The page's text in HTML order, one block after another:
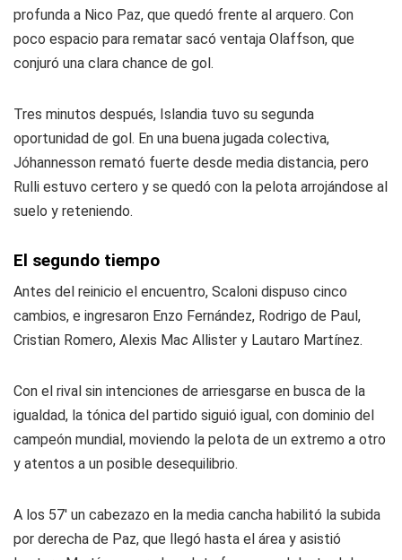
profunda a Nico Paz, que quedó frente al arquero. Con
poco espacio para rematar sacó ventaja Olaffson, que
conjuró una clara chance de gol.
Tres minutos después, Islandia tuvo su segunda
oportunidad de gol. En una buena jugada colectiva,
Jóhannesson remató fuerte desde media distancia, pero
Rulli estuvo certero y se quedó con la pelota arrojándose al
suelo y reteniendo.
El segundo tiempo
Antes del reinicio el encuentro, Scaloni dispuso cinco
cambios, e ingresaron Enzo Fernández, Rodrigo de Paul,
Cristian Romero, Alexis Mac Allister y Lautaro Martínez.
Con el rival sin intenciones de arriesgarse en busca de la
igualdad, la tónica del partido siguió igual, con dominio del
campeón mundial, moviendo la pelota de un extremo a otro
y atentos a un posible desequilibrio.
A los 57' un cabezazo en la media cancha habilitó la subida
por derecha de Paz, que llegó hasta el área y asistió